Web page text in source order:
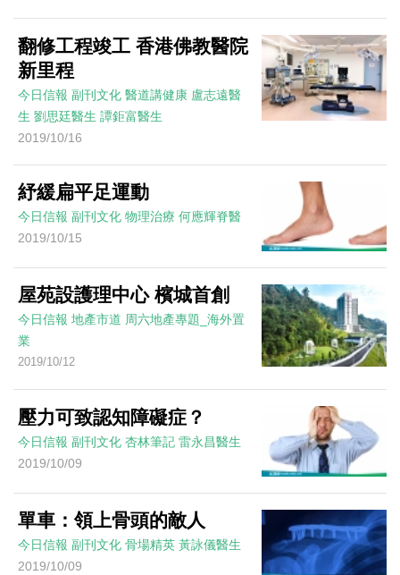
翻修工程竣工 香港佛教醫院
新里程
今日信報 副刊文化 醫道講健康 盧志遠醫
生 劉思廷醫生 譚鉅富醫生
2019/10/16
紓緩扁平足運動
今日信報 副刊文化 物理治療 何應輝脊醫
2019/10/15
屋苑設護理中心 檳城首創
今日信報 地產市道 周六地產專題_海外置
業
2019/10/12
壓力可致認知障礙症？
今日信報 副刊文化 杏林筆記 雷永昌醫生
2019/10/09
單車：領上骨頭的敵人
今日信報 副刊文化 骨場精英 黃詠儀醫生
2019/10/09